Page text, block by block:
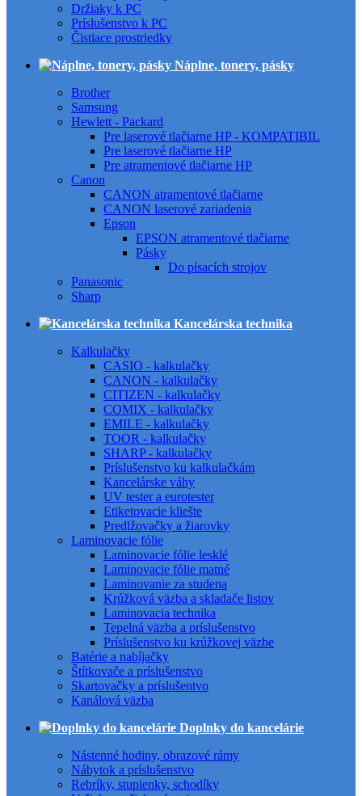
Držiaky k PC
Príslušenstvo k PC
Čistiace prostriedky
Náplne, tonery, pásky
Brother
Samsung
Hewlett - Packard
Pre laserové tlačiarne HP - KOMPATIBIL
Pre laserové tlačiarne HP
Pre atramentové tlačiarne HP
Canon
CANON atramentové tlačiarne
CANON laserové zariadenia
Epson
EPSON atramentové tlačiarne
Pásky
Do písacích strojov
Panasonic
Sharp
Kancelárska technika
Kalkulačky
CASIO - kalkulačky
CANON - kalkulačky
CITIZEN - kalkulačky
COMIX - kalkulačky
EMILE - kalkulačky
TOOR - kalkulačky
SHARP - kalkulačky
Príslušenstvo ku kalkulačkám
Kancelárske váhy
UV tester a eurotester
Etiketovacie kliešte
Predlžovačky a žiarovky
Laminovacie fólie
Laminovacie fólie lesklé
Laminovacie fólie matné
Laminovanie za studena
Krúžková väzba a skladače listov
Laminovacia technika
Tepelná väzba a príslušenstvo
Príslušenstvo ku krúžkovej väzbe
Batérie a nabíjačky
Štítkovače a príslušenstvo
Skartovačky a príslušentvo
Kanálová väzba
Doplnky do kancelárie
Nástenné hodiny, obrazové rámy
Nábytok a príslušenstvo
Rebríky, stupienky, schodíky